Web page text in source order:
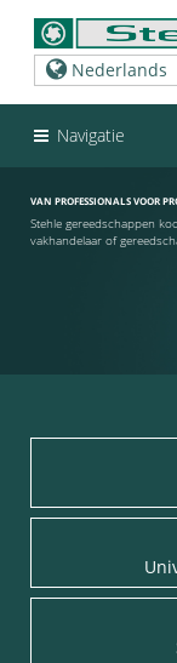
Navigatie
VAN PROFESSIONALS VOOR
Stehle gereedschappen
vakhandelaar of